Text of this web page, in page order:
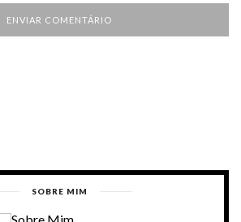
SOBRE MIM